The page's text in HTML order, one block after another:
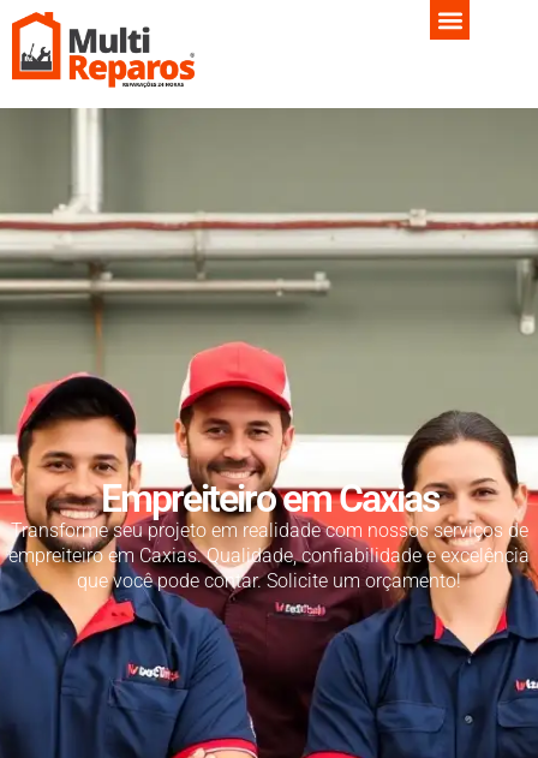
Empreiteiro em Caxias
Transforme seu projeto em realidade com nossos serviços de
empreiteiro em Caxias. Qualidade, confiabilidade e excelência
que você pode contar. Solicite um orçamento!